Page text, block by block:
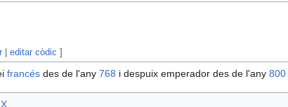
|editar còdic ]
francés des de l'any768 i despuix emperador des de l'any800